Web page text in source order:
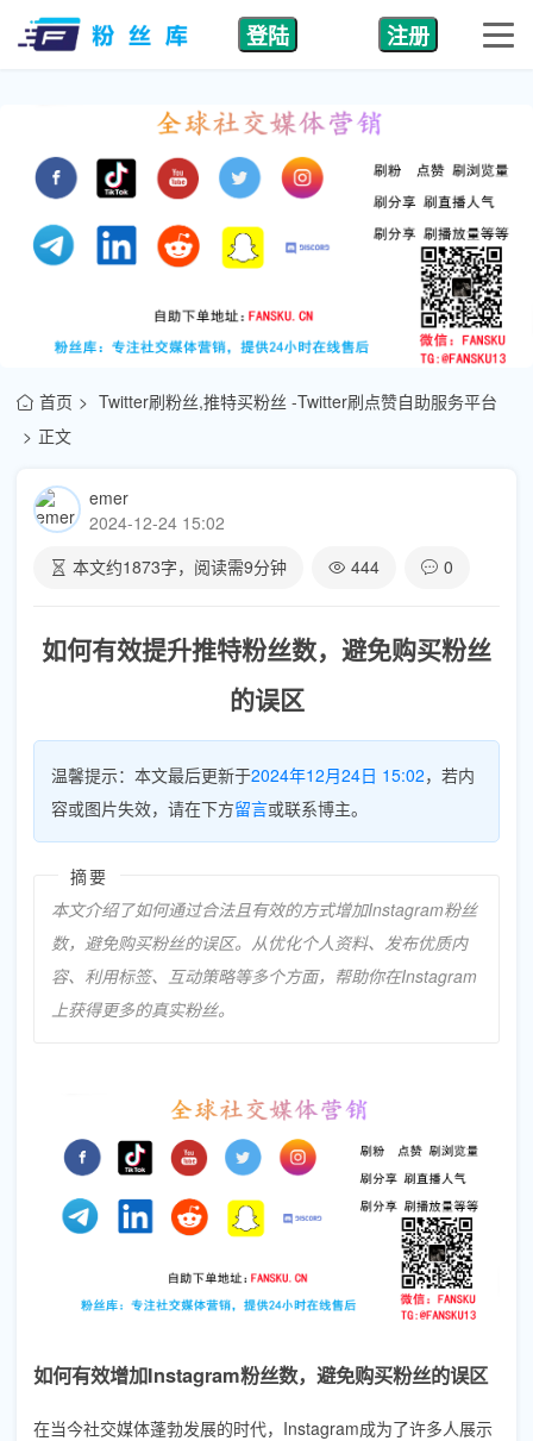
登陆 注册
首页
Twitter刷粉丝,推特买粉丝 -Twitter刷点赞自助服务平台
正文
emer
2024-12-24 15:02
本文约1873字，阅读需9分钟 444 0
如何有效提升推特粉丝数，避免购买粉丝
的误区
温馨提示：本文最后更新于2024年12月24日 15:02，若内
容或图片失效，请在下方留言或联系博主。
摘要
本文介绍了如何通过合法且有效的方式增加Instagram粉丝
数，避免购买粉丝的误区。从优化个人资料、发布优质内
容、利用标签、互动策略等多个方面，帮助你在Instagram
上获得更多的真实粉丝。
如何有效增加Instagram粉丝数，避免购买粉丝的误区
在当今社交媒体蓬勃发展的时代，Instagram成为了许多人展示